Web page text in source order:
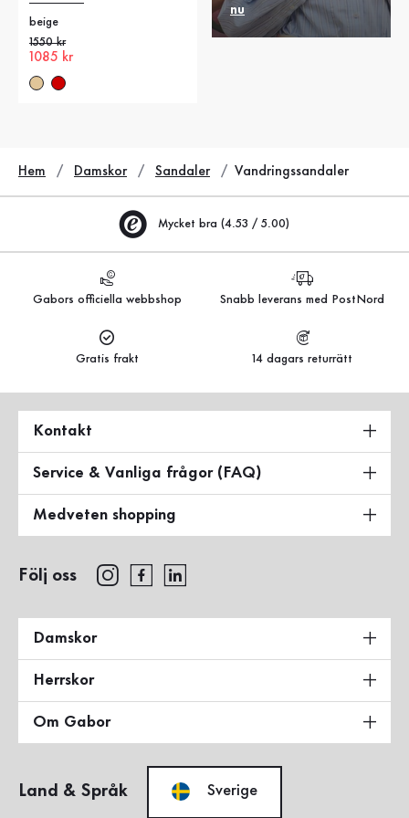
beige
Gammalt pris
1550 kr
Nytt pris
1085 kr
nu
Hem Damskor Sandaler Vandringssandaler
Mycket bra (4.53 / 5.00)
Gabors officiella webbshop Snabb leverans med PostNord
Gratis frakt 14 dagars returrätt
Kontakt
Service & Vanliga frågor (FAQ)
Medveten shopping
Följ oss
Damskor
Herrskor
Om Gabor
Land & Språk Sverige